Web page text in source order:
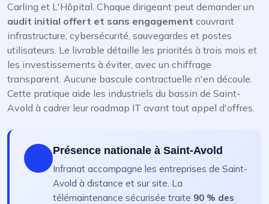
Carling et L'Hôpital. Chaque dirigeant peut demander un
audit initial offert et sans engagement couvrant
infrastructure, cybersécurité, sauvegardes et postes
utilisateurs. Le livrable détaille les priorités à trois mois et
les investissements à éviter, avec un chiffrage
transparent. Aucune bascule contractuelle n'en découle.
Cette pratique aide les industriels du bassin de Saint-
Avold à cadrer leur roadmap IT avant tout appel d'offres.
Présence nationale à Saint-Avold
Infranat accompagne les entreprises de Saint-
Avold à distance et sur site. La
télémaintenance sécurisée traite 90 % des